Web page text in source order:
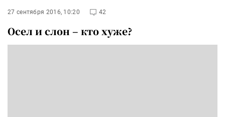
27 сентября 2016, 10:20 42
Осел и слон – кто хуже?